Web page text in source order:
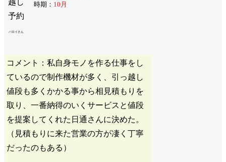
バロイさん
時期： 10月
コメント：私自身モノを作る仕事をし
ているので制作機材が多く、引っ越し
値段も多くかかる事から相見積もりを
取り、一番納得のいくサービスと値段
を提案してくれた日通さんに決めた。
（見積もりに来た営業の方が凄く丁寧
だったのもある）